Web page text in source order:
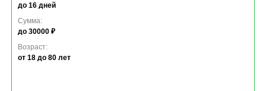
до 16 дней
Сумма:
до 30000 ₽
Возраст:
от 18 до 80 лет